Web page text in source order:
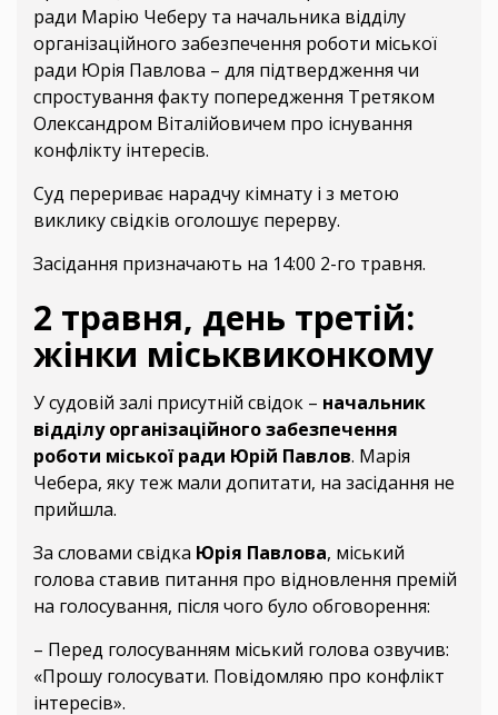
ради Марію Чеберу та начальника відділу
організаційного забезпечення роботи міської
ради Юрія Павлова – для підтвердження чи
спростування факту попередження Третяком
Олександром Віталійовичем про існування
конфлікту інтересів.
Суд перериває нарадчу кімнату і з метою
виклику свідків оголошує перерву.
Засідання призначають на 14:00 2-го травня.
2 травня, день третій:
жінки міськвиконкому
У судовій залі присутній свідок – начальник
відділу організаційного забезпечення
роботи міської ради Юрій Павлов. Марія
Чебера, яку теж мали допитати, на засідання не
прийшла.
За словами свідка Юрія Павлова, міський
голова ставив питання про відновлення премій
на голосування, після чого було обговорення:
– Перед голосуванням міський голова озвучив:
«Прошу голосувати. Повідомляю про конфлікт
інтересів».